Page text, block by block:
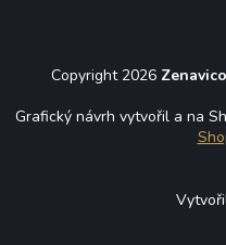
Copyright 2026
Grafický návrh vytvořil a na